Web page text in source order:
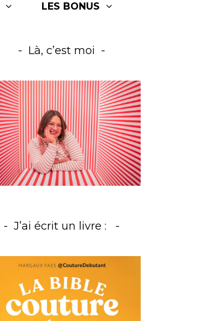
LES BONUS
Là, c’est moi
J’ai écrit un livre :